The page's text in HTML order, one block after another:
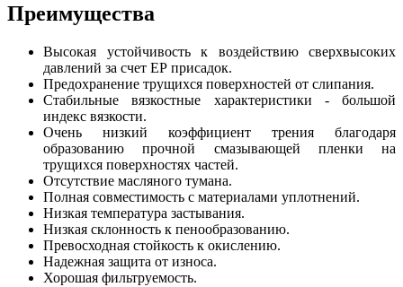
Преимущества
Высокая устойчивость к воздействию сверхвысоких
давлений за счет ЕР присадок.
Предохранение трущихся поверхностей от слипания.
Стабильные вязкостные характеристики - большой
индекс вязкости.
Очень низкий коэффициент трения благодаря
образованию прочной смазывающей пленки на
трущихся поверхностях частей.
Отсутствие масляного тумана.
Полная совместимость с материалами уплотнений.
Низкая температура застывания.
Низкая склонность к пенообразованию.
Превосходная стойкость к окислению.
Надежная защита от износа.
Хорошая фильтруемость.